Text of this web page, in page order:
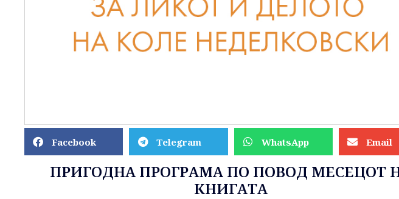
Facebook Telegram WhatsApp Email
ПРИГОДНА ПРОГРАМА ПО ПОВОД МЕСЕЦОТ
КНИГАТА